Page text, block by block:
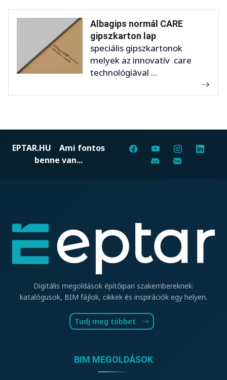
Albagips normál CARE
gipszkarton lap
speciális gipszkartonok
melyek az innovatív care
technológiával ...
EPTAR.HU Ami fontos
benne van...
Digitális megoldások építőipari szakembereknek:
katalógusok, BIM fájlok, cikkek és inspirációk egy helyen.
Tudj meg többet
BIM MEGOLDÁSOK